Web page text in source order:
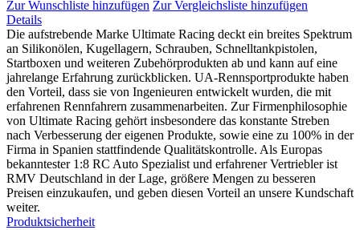
Zur Wunschliste hinzufügen Zur Vergleichsliste hinzufügen
Details
Die aufstrebende Marke Ultimate Racing deckt ein breites Spektrum
an Silikonölen, Kugellagern, Schrauben, Schnelltankpistolen,
Startboxen und weiteren Zubehörprodukten ab und kann auf eine
jahrelange Erfahrung zurückblicken. UA-Rennsportprodukte haben
den Vorteil, dass sie von Ingenieuren entwickelt wurden, die mit
erfahrenen Rennfahrern zusammenarbeiten. Zur Firmenphilosophie
von Ultimate Racing gehört insbesondere das konstante Streben
nach Verbesserung der eigenen Produkte, sowie eine zu 100% in der
Firma in Spanien stattfindende Qualitätskontrolle. Als Europas
bekanntester 1:8 RC Auto Spezialist und erfahrener Vertriebler ist
RMV Deutschland in der Lage, größere Mengen zu besseren
Preisen einzukaufen, und geben diesen Vorteil an unsere Kundschaft
weiter.
Produktsicherheit